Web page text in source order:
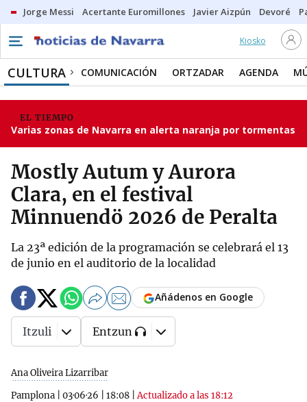
Jorge Messi Acertante Euromillones Javier Aizpún Devoré
Kiosko
CULTURA COMUNICACIÓN ORTZADAR AGENDA
EL TIEMPO
Varias zonas de Navarra en alerta naranja por tormentas
Mostly Autum y Aurora
Clara, en el festival
Minnuendö 2026 de Peralta
La 23ª edición de la programación se celebrará el 13
de junio en el auditorio de la localidad
Ana Oliveira Lizarribar
Pamplona
03·06·26 18:08 |Actualizado a las 18:12
Añádenos en Google
Itzuli Entzun